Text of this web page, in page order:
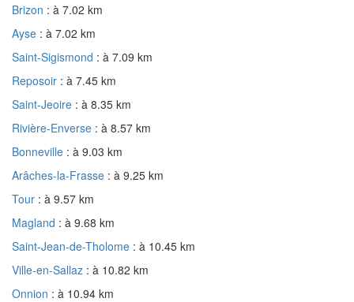
Brizon : à 7.02 km
Ayse : à 7.02 km
Saint-Sigismond : à 7.09 km
Reposoir : à 7.45 km
Saint-Jeoire : à 8.35 km
Rivière-Enverse : à 8.57 km
Bonneville : à 9.03 km
Arâches-la-Frasse : à 9.25 km
Tour : à 9.57 km
Magland : à 9.68 km
Saint-Jean-de-Tholome : à 10.45 km
Ville-en-Sallaz : à 10.82 km
Onnion : à 10.94 km